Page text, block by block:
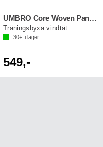
UMBRO Core Woven Pant Jr
Träningsbyxa vindtät
30+ i lager
549,-